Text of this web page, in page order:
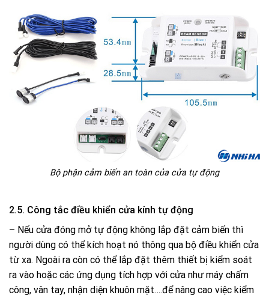
Bộ phận cảm biến an toàn của cửa tự động
2.5. Công tắc điều khiển cửa kính tự động
– Nếu cửa đóng mở tự động không lắp đặt cảm biến thì
người dùng có thể kích hoạt nó thông qua bộ điều khiển cửa
từ xa. Ngoài ra còn có thể lắp đặt thêm thiết bị kiểm soát
ra vào hoặc các ứng dụng tích hợp với cửa như máy chấm
công, vân tay, nhận diện khuôn mặt….để nâng cao việc kiểm